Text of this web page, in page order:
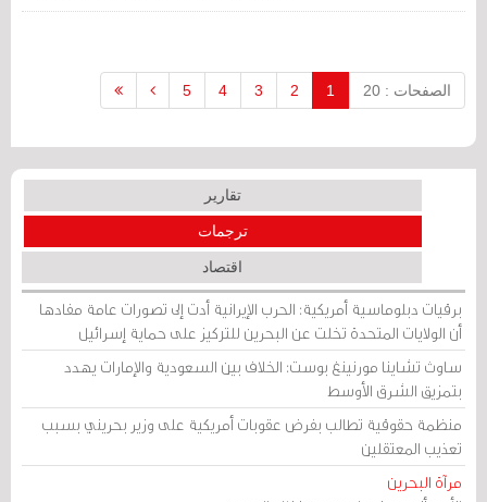
سريًا. في الواقع، نشرت السفارة الأمريكية
الصفحات : 20 1
2
3
4
5
تقارير
ترجمات
اقتصاد
برقيات دبلوماسية أمريكية: الحرب الإيرانية أدت إلى تصورات عامة مفادها
أن الولايات المتحدة تخلت عن البحرين للتركيز على حماية إسرائيل
ساوث تشاينا مورنينغ بوست: الخلاف بين السعودية والإمارات يهدد
بتمزيق الشرق الأوسط
منظمة حقوقية تطالب بفرض عقوبات أمريكية على وزير بحريني بسبب
تعذيب المعتقلين
مرآة البحرين